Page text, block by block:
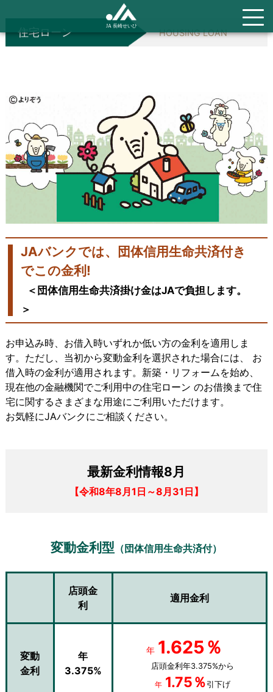
住宅ローン HOUSING LOAN
JAバンクでは、団体信用生命共済付き
でこの金利!
＜団体信用生命共済掛け金はJAで負担します。
＞
お申込み時、お借入時いずれか低い方の金利を適用しま
す。ただし、当初から変動金利を選択された場合には、 お
借入時の金利が適用されます。新築・リフォームを始め、
現在他の金融機関でご利用中の住宅ローン のお借換まで住
宅に関するさまざまな用途にご利用いただけます。
お気軽にJAバンクにご相談ください。
最新金利情報8月
【令和8年8月1日～8月31日】
変動金利型 （団体信用生命共済付）
店頭金
利
適用金利
変動
金利
年
3.375%
年 1.625％
店頭金利年3.375%から
年 1.75％ 引下げ